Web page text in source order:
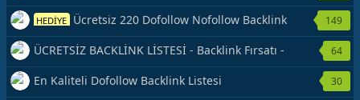
Kaynağı Veriyorum.
HEDİYE Ücretsiz 220 Dofollow Nofollow Backlink
Veriyorum
149
ÜCRETSİZ BACKLİNK LİSTESİ - Backlink Fırsatı -
Hemen Yetiş!
64
En Kaliteli Dofollow Backlink Listesi 30